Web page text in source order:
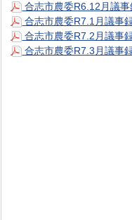
合志市農委R6.12月議
合志市農委R7.1月議事
合志市農委R7.2月議事
合志市農委R7.3月議事